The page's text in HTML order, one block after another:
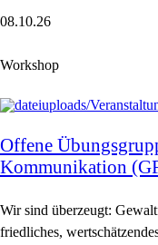
08.10.26
Workshop
Offene
Kommunikation
Wir sind überzeugt:
friedliches,